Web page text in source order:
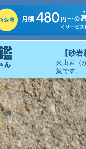
【砂
火山岩（
集です。